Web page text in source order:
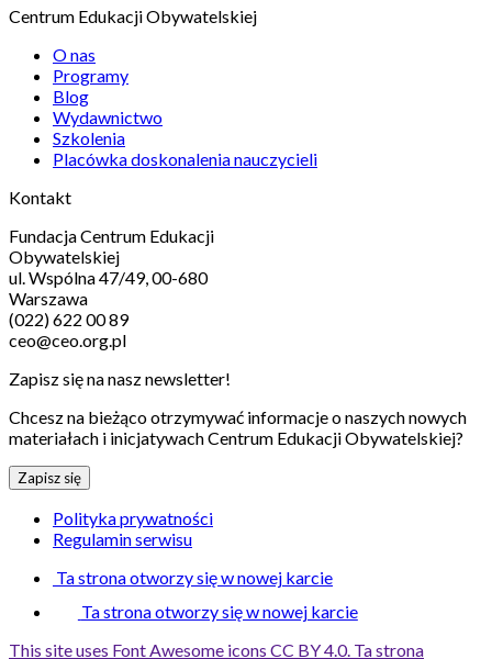
Centrum Edukacji Obywatelskiej
O nas
Programy
Blog
Wydawnictwo
Szkolenia
Placówka doskonalenia nauczycieli
Kontakt
Fundacja Centrum Edukacji
Obywatelskiej
ul. Wspólna 47/49, 00-680
Warszawa
(022) 622 00 89
ceo@ceo.org.pl
Zapisz się na nasz newsletter!
Chcesz na bieżąco otrzymywać informacje o naszych nowych
materiałach i inicjatywach Centrum Edukacji Obywatelskiej?
Zapisz się
Polityka prywatności
Regulamin serwisu
Ta strona otworzy się w nowej karcie
Ta strona otworzy się w nowej karcie
This site uses Font Awesome icons CC BY 4.0. Ta strona